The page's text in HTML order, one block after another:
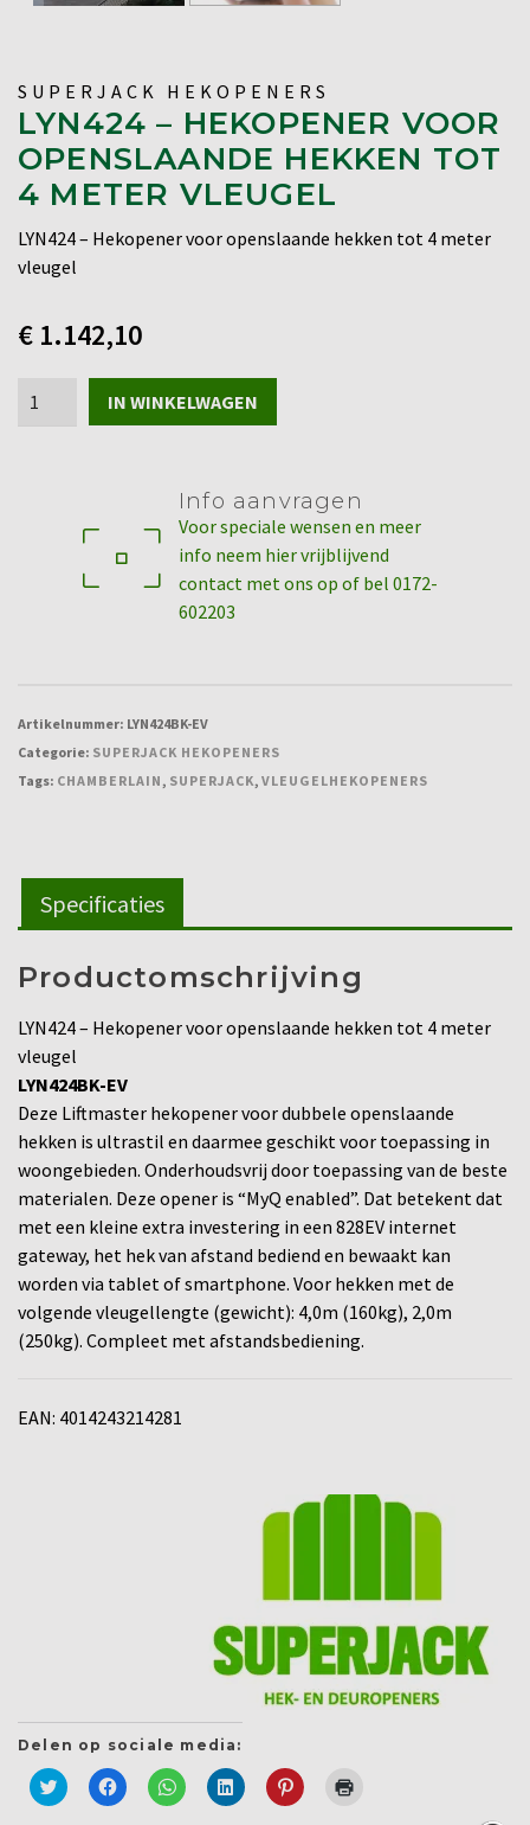
SUPERJACK HEKOPENERS
LYN424 – HEKOPENER VOOR
OPENSLAANDE HEKKEN TOT
4 METER VLEUGEL
LYN424 – Hekopener voor openslaande hekken tot 4 meter
vleugel
€ 1.142,10
LYN424
IN WINKELWAGEN
Info aanvragen
Voor speciale wensen en meer
info neem hier vrijblijvend
contact met ons op of bel 0172-
602203
Artikelnummer: LYN424BK-EV
Categorie: SUPERJACK HEKOPENERS
Tags: CHAMBERLAIN, SUPERJACK, VLEUGELHEKOPENERS
Specificaties
Productomschrijving
LYN424 – Hekopener voor openslaande hekken tot 4 meter
vleugel
LYN424BK-EV
Deze Liftmaster hekopener voor dubbele openslaande
hekken is ultrastil en daarmee geschikt voor toepassing in
woongebieden. Onderhoudsvrij door toepassing van de beste
materialen. Deze opener is “MyQ enabled”. Dat betekent dat
met een kleine extra investering in een 828EV internet
gateway, het hek van afstand bediend en bewaakt kan
worden via tablet of smartphone. Voor hekken met de
volgende vleugellengte (gewicht): 4,0m (160kg), 2,0m
(250kg). Compleet met afstandsbediening.
EAN: 4014243214281
Delen op sociale media:
Klik
om
Klik
om
Klik
om
Klik
om
Klik
om